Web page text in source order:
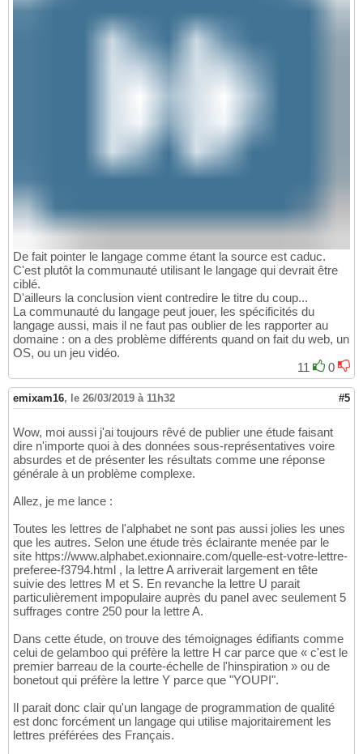
De fait pointer le langage comme étant la source est caduc.
C'est plutôt la communauté utilisant le langage qui devrait être
ciblé.
D'ailleurs la conclusion vient contredire le titre du coup...
La communauté du langage peut jouer, les spécificités du
langage aussi, mais il ne faut pas oublier de les rapporter au
domaine : on a des problème différents quand on fait du web, un
OS, ou un jeu vidéo.
11
0
emixam16, le 26/03/2019 à 11h32 #5
Wow, moi aussi j'ai toujours rêvé de publier une étude faisant
dire n'importe quoi à des données sous-représentatives voire
absurdes et de présenter les résultats comme une réponse
générale à un problème complexe.
Allez, je me lance :
Toutes les lettres de l'alphabet ne sont pas aussi jolies les unes
que les autres. Selon une étude très éclairante menée par le
site https://www.alphabet.exionnaire.com/quelle-est-votre-lettre-
preferee-f3794.html , la lettre A arriverait largement en tête
suivie des lettres M et S. En revanche la lettre U parait
particulièrement impopulaire auprès du panel avec seulement 5
suffrages contre 250 pour la lettre A.
Dans cette étude, on trouve des témoignages édifiants comme
celui de gelamboo qui préfère la lettre H car parce que « c'est le
premier barreau de la courte-échelle de l'hinspiration » ou de
bonetout qui préfère la lettre Y parce que "YOUPI".
Il parait donc clair qu'un langage de programmation de qualité
est donc forcément un langage qui utilise majoritairement les
lettres préférées des Français.